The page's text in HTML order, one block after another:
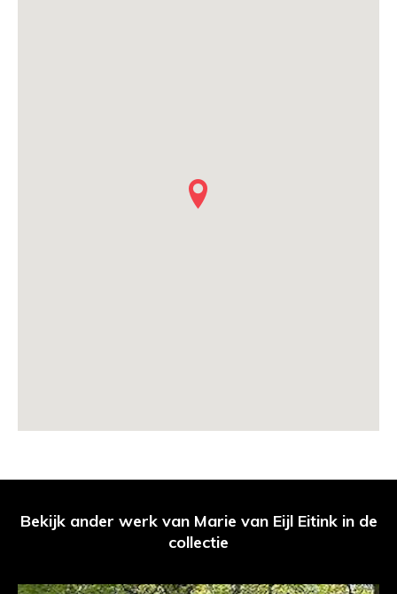
Bekijk ander werk van Marie van Eijl Eitink in de
collectie